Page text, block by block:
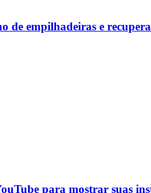
de empilhadeiras e
para mostrar suas